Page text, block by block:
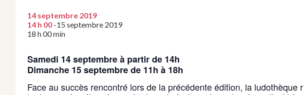
14 septembre 2019
14 h 00 -15 septembre 2019
18 h 00 min
Samedi 14 septembre à partir de 14h
Dimanche 15 septembre de 11h à 18h
Face au succès rencontré lors de la précédente édition, la